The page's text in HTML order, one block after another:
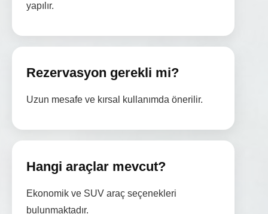
yapılır.
Rezervasyon gerekli mi?
Uzun mesafe ve kırsal kullanımda önerilir.
Hangi araçlar mevcut?
Ekonomik ve SUV araç seçenekleri
bulunmaktadır.